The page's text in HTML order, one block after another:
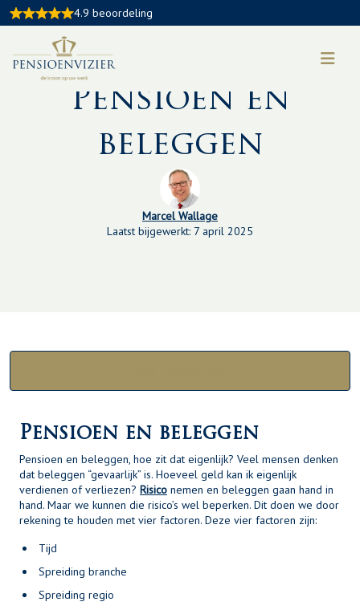
4.9 beoordeling
Pensioen en
beleggen
Marcel Wallage
Laatst bijgewerkt: 7 april 2025
Pensioen en beleggen
Pensioen en beleggen, hoe zit dat eigenlijk? Veel mensen denken
dat beleggen “gevaarlijk” is. Hoeveel geld kan ik eigenlijk
verdienen of verliezen? Risico nemen en beleggen gaan hand in
hand. Maar we kunnen die risico’s wel beperken. Dit doen we door
rekening te houden met vier factoren. Deze vier factoren zijn:
Tijd
Spreiding branche
Spreiding regio